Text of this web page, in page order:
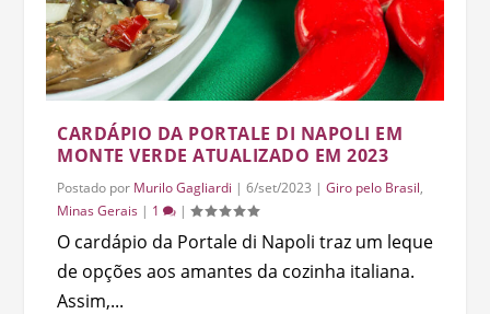
CARDÁPIO DA PORTALE DI NAPOLI EM
MONTE VERDE ATUALIZADO EM 2023
Postado por Murilo Gagliardi |6/set/2023 |Giro pelo Brasil,
Minas Gerais | 1 |
O cardápio da Portale di Napoli traz um leque
de opções aos amantes da cozinha italiana.
Assim,...